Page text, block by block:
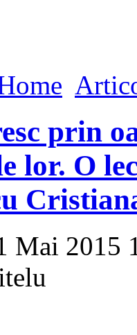
prin
lor. O
Mai 2015